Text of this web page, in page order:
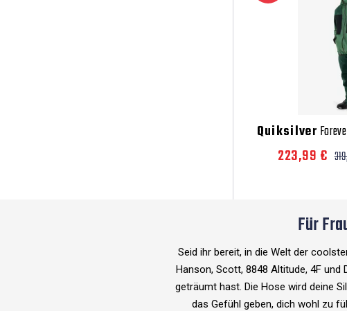
Quiksilver
223,99 €
Für
Seid ihr bereit, in die Welt der
Hanson, Scott, 8848 Altitude, 4F
geträumt hast. Die Hose wird deine
das Gefühl geben, dich wohl zu